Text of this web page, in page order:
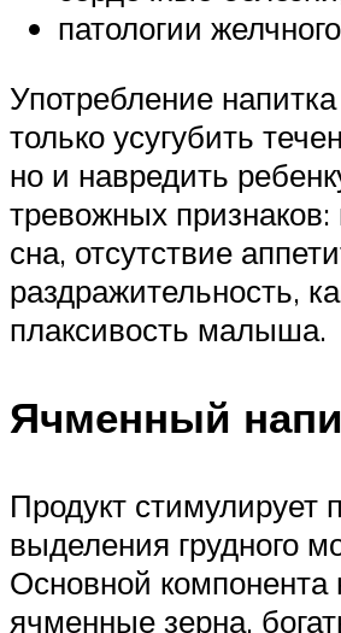
патологии
Употребление
только усугубить
но и навредить
тревожных
сна, отсутствие
раздражительность,
плаксивость малыша.
Ячменный
Продукт стимулирует
выделения грудного
Основной компонента
ячменные зерна,